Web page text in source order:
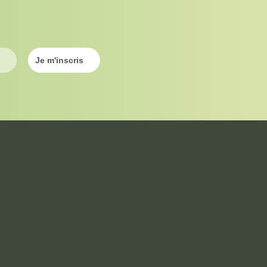
Dans ce cas, il faudra laisser reposer le cheveux si l’on